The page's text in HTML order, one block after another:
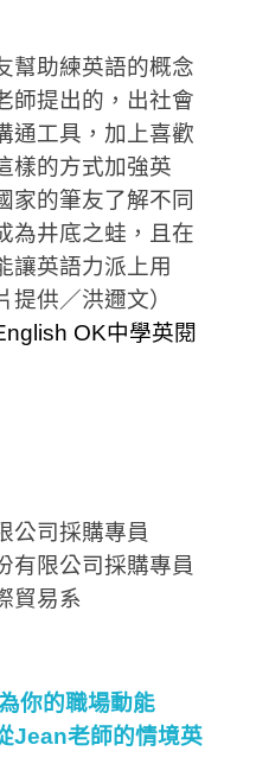
幫助練英語的概念
師提出的，出社會
通工具，加上喜歡
樣的方式加強英
家的筆友了解不同
為井底之蛙，且在
讓英語力派上用
供／洪邇文）
OK中學英閱
公司採購專員
有限公司採購專員
貿易系
你的職場動能
Jean老師的情境英